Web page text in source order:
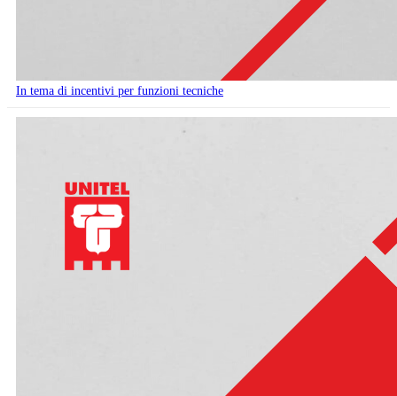
In tema di incentivi per funzioni tecniche